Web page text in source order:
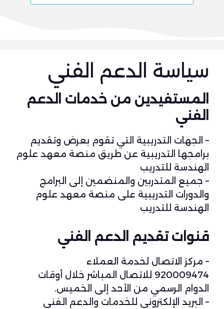
سياسة الدعم الفني
المستفيدين من خدمات الدعم
الفني
– الجهات التدريبية التي تقوم بعرض وتقديم
برامجها التدريبية عن طريق منصة معهد علوم
الهندسة للتدريب
– جميع المتدربين والمنضمين إلى البرامج
والدورات التدريبية على منصة معهد علوم
الهندسة للتدريب
قنوات تقديم الدعم الفني
– مركز الاتصال لخدمة العملاء
920009474 للاتصال المباشر خلال أوقات
الدوام الرسمي من الأحد إلى الخميس.
– البريد الإلكتروني للخدمات والدعم الفني